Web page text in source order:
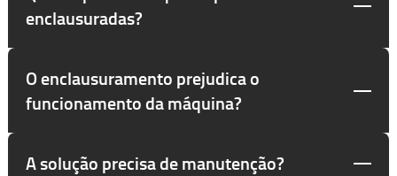
enclausuradas?
O enclausuramento prejudica o
funcionamento da máquina?
A solução precisa de manutenção?